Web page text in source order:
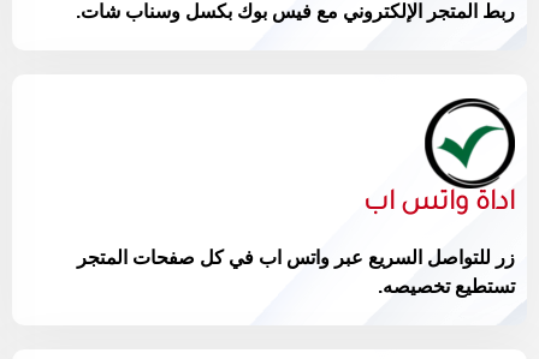
ربط المتجر الإلكتروني مع فيس بوك بكسل وسناب شات.
اداة واتس اب
زر للتواصل السريع عبر واتس اب في كل صفحات المتجر
تستطيع تخصيصه.